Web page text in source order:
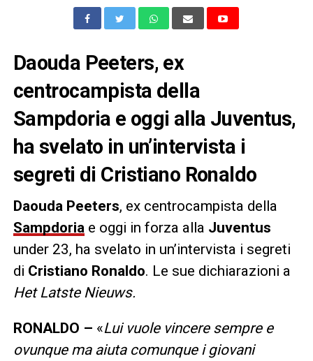
Daouda Peeters, ex
centrocampista della
Sampdoria e oggi alla Juventus,
ha svelato in un’intervista i
segreti di Cristiano Ronaldo
Daouda Peeters, ex centrocampista della
Sampdoria e oggi in forza alla Juventus
under 23, ha svelato in un’intervista i segreti
di Cristiano Ronaldo. Le sue dichiarazioni a
Het Latste Nieuws.
RONALDO – «Lui vuole vincere sempre e
ovunque ma aiuta comunque i giovani